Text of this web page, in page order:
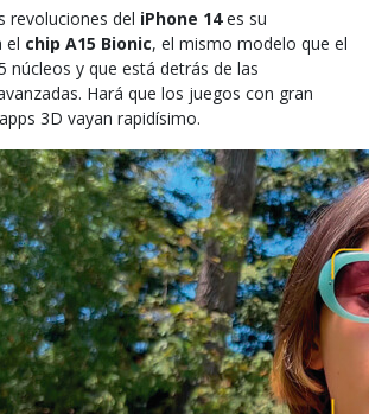
revoluciones del iPhone 14es su
el chip A15 Bionic, el mismo modelo que el
núcleos y que está detrás de las
Hará que los juegos con gran
3D vayan rapidísimo.